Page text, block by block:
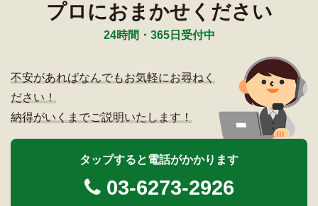
プロにおまかせください
24時間・365日受付中
不安があればなんでもお気軽にお尋ねく
ださい！
納得がいくまでご説明いたします！
タップすると電話がかかります
03-6273-2926